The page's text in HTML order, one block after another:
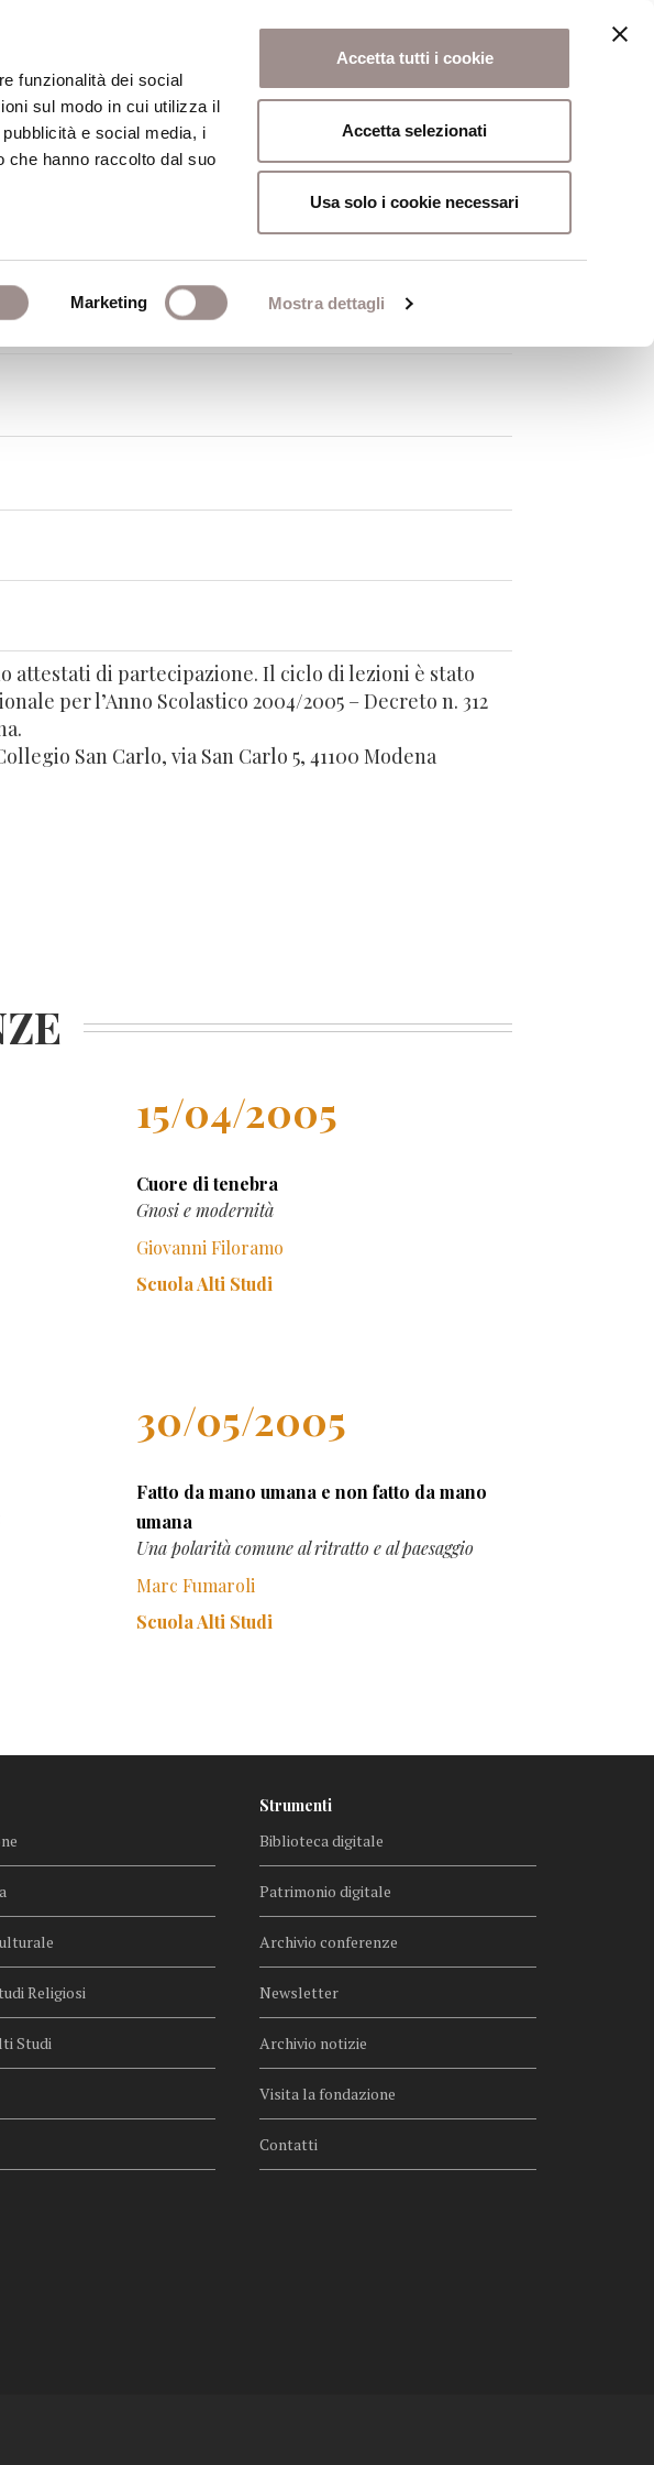
funzionalità dei social
sul modo in cui utilizza il
e social media, i
che hanno raccolto dal suo
Marketing Mostra dettagli
Accetta tutti i cookie
Accetta selezionati
Usa solo i cookie necessari
Studi Religiosi Scuola Alti Studi
attestati di partecipazione. Il ciclo di lezioni è stato
per l’Anno Scolastico 2004/2005 – Decreto n. 312
San Carlo, via San Carlo 5, 41100 Modena
15/04/2005
Cuore di tenebra
Gnosi e modernità
Giovanni Filoramo
Scuola Alti Studi
30/05/2005
Fatto da mano umana e non fatto da mano
umana
Una polarità comune al ritratto e al paesaggio
Marc Fumaroli
Scuola Alti Studi
Religiosi
Studi
Strumenti
Biblioteca digitale
Patrimonio digitale
Archivio conferenze
Newsletter
Archivio notizie
Visita la fondazione
Contatti